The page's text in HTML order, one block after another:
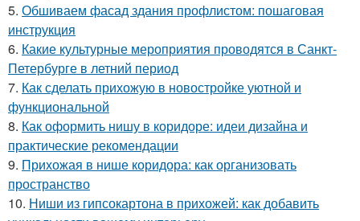
5. Обшиваем фасад здания профлистом: пошаговая
инструкция
6. Какие культурные мероприятия проводятся в Санкт-
Петербурге в летний период
7. Как сделать прихожую в новостройке уютной и
функциональной
8. Как оформить нишу в коридоре: идеи дизайна и
практические рекомендации
9. Прихожая в нише коридора: как организовать
пространство
10. Ниши из гипсокартона в прихожей: как добавить